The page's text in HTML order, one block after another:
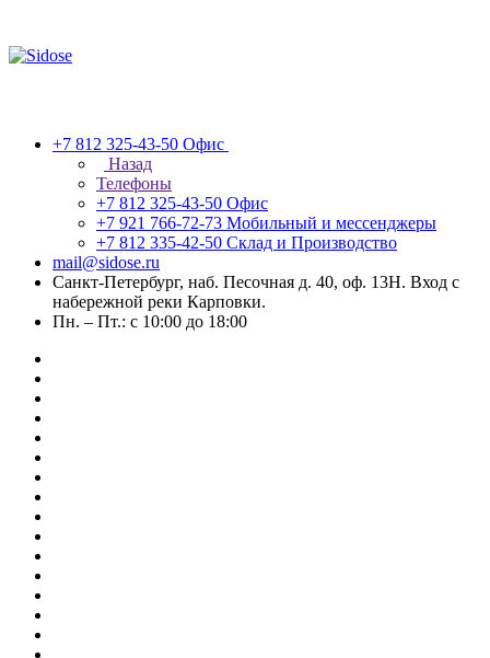
+7 812 325-43-50 Офис
Назад
Телефоны
+7 812 325-43-50 Офис
+7 921 766-72-73 Мобильный и мессенджеры
+7 812 335-42-50 Склад и Производство
mail@sidose.ru
Санкт-Петербург, наб. Песочная д. 40, оф. 13Н. Вход с
набережной реки Карповки.
Пн. – Пт.: с 10:00 до 18:00